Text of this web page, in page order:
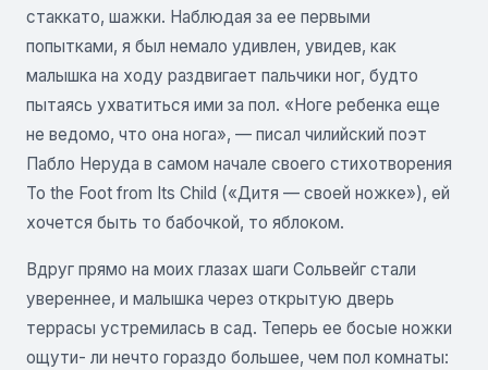
стаккато, шажки. Наблюдая за ее первыми
попытками, я был немало удивлен, увидев, как
малышка на ходу раздвигает пальчики ног, будто
пытаясь ухватиться ими за пол. «Ноге ребенка еще
не ведомо, что она нога», — писал чилийский поэт
Пабло Неруда в самом начале своего стихотворения
To the Foot from Its Child («Дитя — своей ножке»), ей
хочется быть то бабочкой, то яблоком.
Вдруг прямо на моих глазах шаги Сольвейг стали
увереннее, и малышка через открытую дверь
террасы устремилась в сад. Теперь ее босые ножки
ощути- ли нечто гораздо большее, чем пол комнаты: